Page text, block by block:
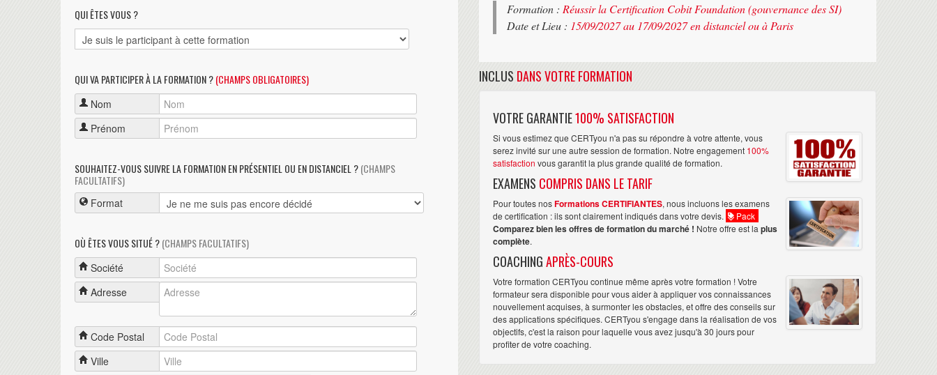
QUI ÊTES VOUS ?
QUI VA PARTICIPER À LA FORMATION ?(CHAMPS OBLIGATOIRES)
Nom
Prénom
SOUHAITEZ-VOUS SUIVRE LA FORMATION EN PRÉSENTIEL OU EN DISTANCIEL ?(CHAMPS
FACULTATIFS)
Format
OÙ ÊTES VOUS SITUÉ ?(CHAMPS FACULTATIFS)
Société
Adresse
Code Postal
Ville
Formation : Réussir la Certification Cobit Foundation (gouvernance des SI)
Date et Lieu : 15/09/2027 au 17/09/2027 en distanciel ou à Paris
INCLUS DANS VOTRE FORMATION
VOTRE GARANTIE100% SATISFACTION
Si vous estimez que CERTyou n'a pas su répondre à votre attente, vous
serez invité sur une autre session de formation. Notre engagement 100%
satisfaction vous garantit la plus grande qualité de formation.
EXAMENS COMPRIS DANS LE TARIF
Pour toutes nosFormations CERTIFIANTES, nous incluons les examens
de certification : ils sont clairement indiqués dans votre devis.
Pack
Comparez bien les offres de formation du marché ! Notre offre est la plus
complète.
COACHINGAPRÈS-COURS
Votre formation CERTyou continue même après votre formation ! Votre
formateur sera disponible pour vous aider à appliquer vos connaissances
nouvellement acquises, à surmonter les obstacles, et offre des conseils sur
des applications spécifiques. CERTyou s'engage dans la réalisation de vos
objectifs, c'est la raison pour laquelle vous avez jusqu'à 30 jours pour
profiter de votre coaching.